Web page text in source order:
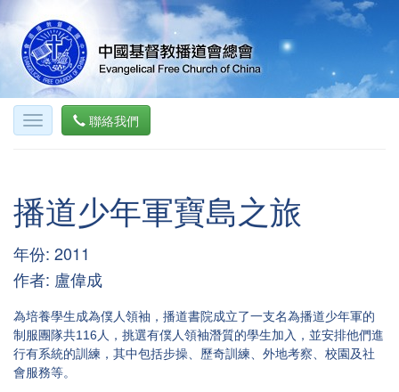
聯絡我們
播道少年軍寶島之旅
年份: 2011
作者: 盧偉成
為培養學生成為僕人領袖，播道書院成立了一支名為播道少年軍的
制服團隊共116人，挑選有僕人領袖潛質的學生加入，並安排他們進
行有系統的訓練，其中包括步操、歷奇訓練、外地考察、校園及社
會服務等。